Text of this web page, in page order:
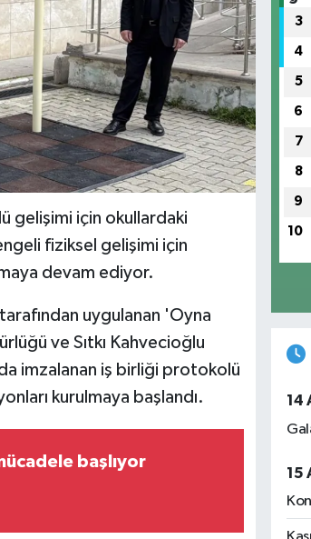
gelişimi için okullardaki
fiziksel gelişimi için
devam ediyor.
uygulanan 'Oyna
ve Sıtkı Kahvecioğlu
imzalanan iş birliği protokolü
kurulmaya başlandı.
başlıyor
3
4
5
6
7
8
9
10
14
15